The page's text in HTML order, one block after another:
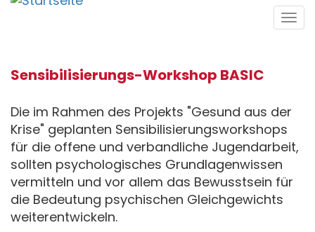
Direkt
Sensibilisierungs-Workshop BASIC
Die im Rahmen des Projekts "Gesund aus der
Krise" geplanten Sensibilisierungsworkshops
für die offene und verbandliche Jugendarbeit,
sollten psychologisches Grundlagenwissen
vermitteln und vor allem das Bewusstsein für
die Bedeutung psychischen Gleichgewichts
weiterentwickeln.